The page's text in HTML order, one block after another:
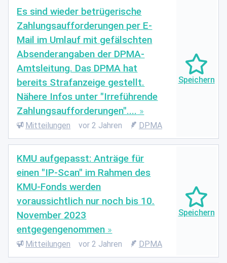
Es sind wieder betrügerische
Zahlungsaufforderungen per E-
Mail im Umlauf mit gefälschten
Absenderangaben der DPMA-
Amtsleitung. Das DPMA hat
bereits Strafanzeige gestellt.
Nähere Infos unter "Irreführende
Zahlungsaufforderungen"....
Mitteilungen vor 2 Jahren DPMA
KMU aufgepasst: Anträge für
einen "IP-Scan" im Rahmen des
KMU-Fonds werden
voraussichtlich nur noch bis 10.
November 2023
entgegengenommen
Mitteilungen vor 2 Jahren DPMA